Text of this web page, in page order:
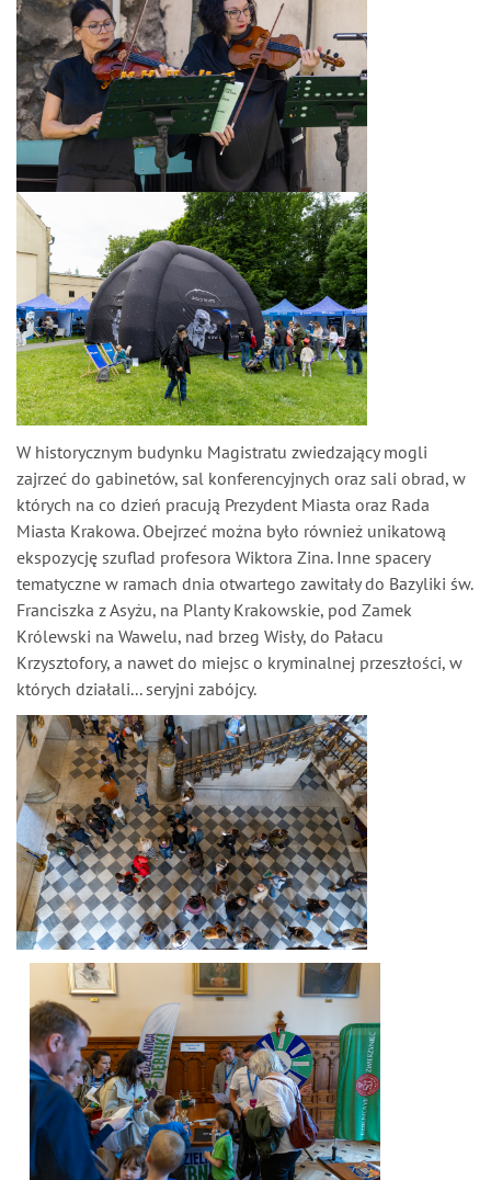
W historycznym budynku Magistratu zwiedzający mogli
zajrzeć do gabinetów, sal konferencyjnych oraz sali obrad, w
których na co dzień pracują Prezydent Miasta oraz Rada
Miasta Krakowa. Obejrzeć można było również unikatową
ekspozycję szuflad profesora Wiktora Zina. Inne spacery
tematyczne w ramach dnia otwartego zawitały do Bazyliki św.
Franciszka z Asyżu, na Planty Krakowskie, pod Zamek
Królewski na Wawelu, nad brzeg Wisły, do Pałacu
Krzysztofory, a nawet do miejsc o kryminalnej przeszłości, w
których działali... seryjni zabójcy.